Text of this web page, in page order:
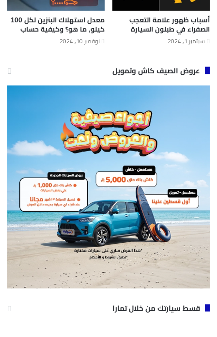
أسباب ظهور علامة التعجب
الصفراء في طبلون السيارة
سبتمبر 1, 2024
معدل استهلاك البنزين لكل 100
كيلو​, ما هو؟ وكيفية حساب
نوفمبر 10, 2024
عروض الصيف كاش وتمويل
قسط سيارتك من خلال تمارا